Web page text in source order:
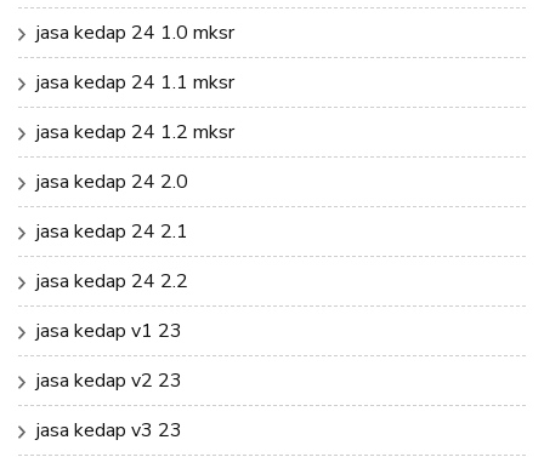
jasa kedap 24 1.0 mksr
jasa kedap 24 1.1 mksr
jasa kedap 24 1.2 mksr
jasa kedap 24 2.0
jasa kedap 24 2.1
jasa kedap 24 2.2
jasa kedap v1 23
jasa kedap v2 23
jasa kedap v3 23